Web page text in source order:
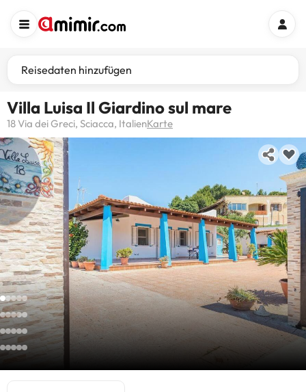
Reisedaten hinzufügen
Villa Luisa Il Giardino sul mare
18 Via dei Greci, Sciacca, ItalienKarte